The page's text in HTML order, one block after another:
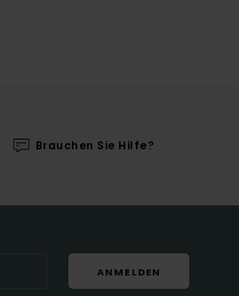
Brauchen Sie Hilfe?
ANMELDEN